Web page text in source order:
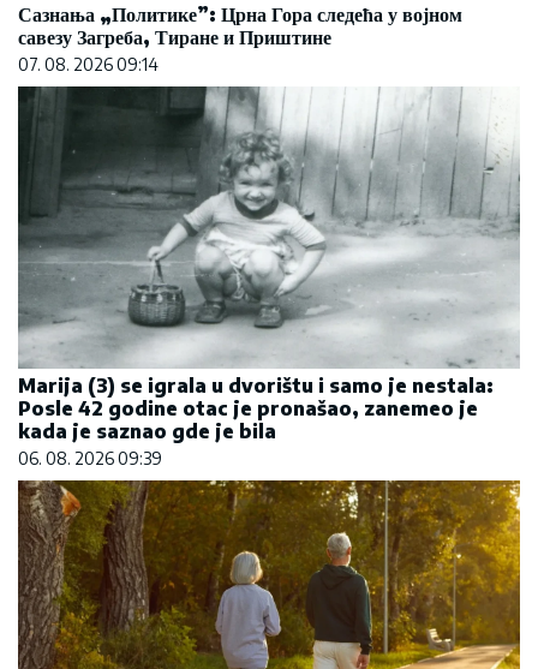
Сазнања „Политике”: Црна Гора следећа у војном
савезу Загреба, Тиране и Приштине
07. 08. 2026 09:14
Marija (3) se igrala u dvorištu i samo je nestala:
Posle 42 godine otac je pronašao, zanemeo je
kada je saznao gde je bila
06. 08. 2026 09:39